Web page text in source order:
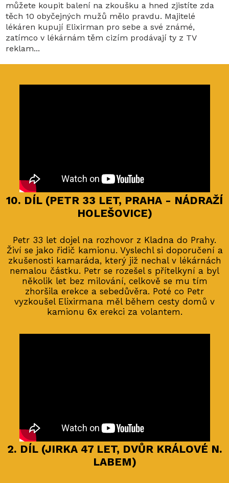
můžete koupit balení na zkoušku a hned zjistíte zda
těch 10 obyčejných mužů mělo pravdu. Majitelé
lékáren kupují Elixirman pro sebe a své známé,
zatímco v lékárnám těm cizím prodávají ty z TV
reklam...
10. DÍL (PETR 33 LET, PRAHA - NÁDRAŽÍ
HOLEŠOVICE)
Petr 33 let dojel na rozhovor z Kladna do Prahy.
Živí se jako řidič kamionu. Vyslechl si doporučení a
zkušenosti kamaráda, který již nechal v lékárnách
nemalou částku. Petr se rozešel s přítelkyní a byl
několik let bez milování, celkově se mu tím
zhoršila erekce a sebedůvěra. Poté co Petr
vyzkoušel Elixirmana měl během cesty domů v
kamionu 6x erekci za volantem.
2. DÍL (JIRKA 47 LET, DVŮR KRÁLOVÉ N.
LABEM)